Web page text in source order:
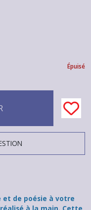
Épuisé
et de poésie à votre